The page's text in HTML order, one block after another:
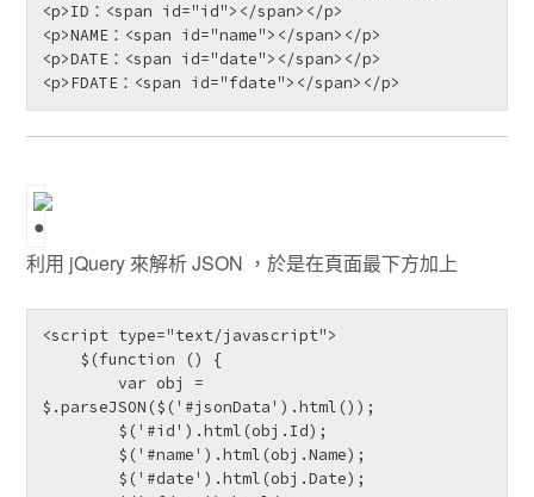
<p>ID：<span id="id"></span></p>
<p>NAME：<span id="name"></span></p>
<p>DATE：<span id="date"></span></p>
<p>FDATE：<span id="fdate"></span></p>
利用 jQuery 來解析 JSON ，於是在頁面最下方加上
<script type="text/javascript">
        var obj =
$.parseJSON($('#jsonData').html());